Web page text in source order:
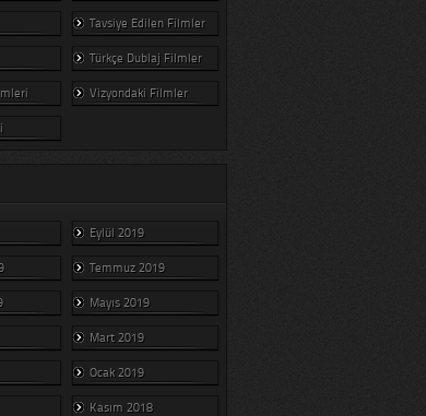
Tavsiye Edilen Filmler
Türkçe Dublaj Filmler
Vizyondaki Filmler
Eylül 2019
Temmuz 2019
Mayıs 2019
Mart 2019
Ocak 2019
Kasım 2018